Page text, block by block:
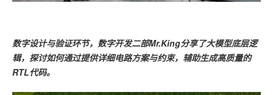
数字设计与验证环节，数字开发二部Mr.King分享了大模型底层逻
辑，探讨如何通过提供详细电路方案与约束，辅助生成高质量的
RTL代码。